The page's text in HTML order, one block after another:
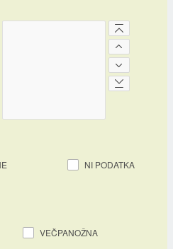
NI PODATKA
VEČPANOŽNA